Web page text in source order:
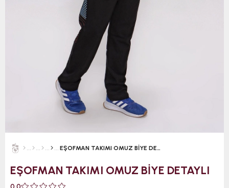
EŞOFMAN TAKIMI OMUZ BİYE DETAYLI
EŞOFMAN TAKIMI OMUZ BİYE DETAYLI